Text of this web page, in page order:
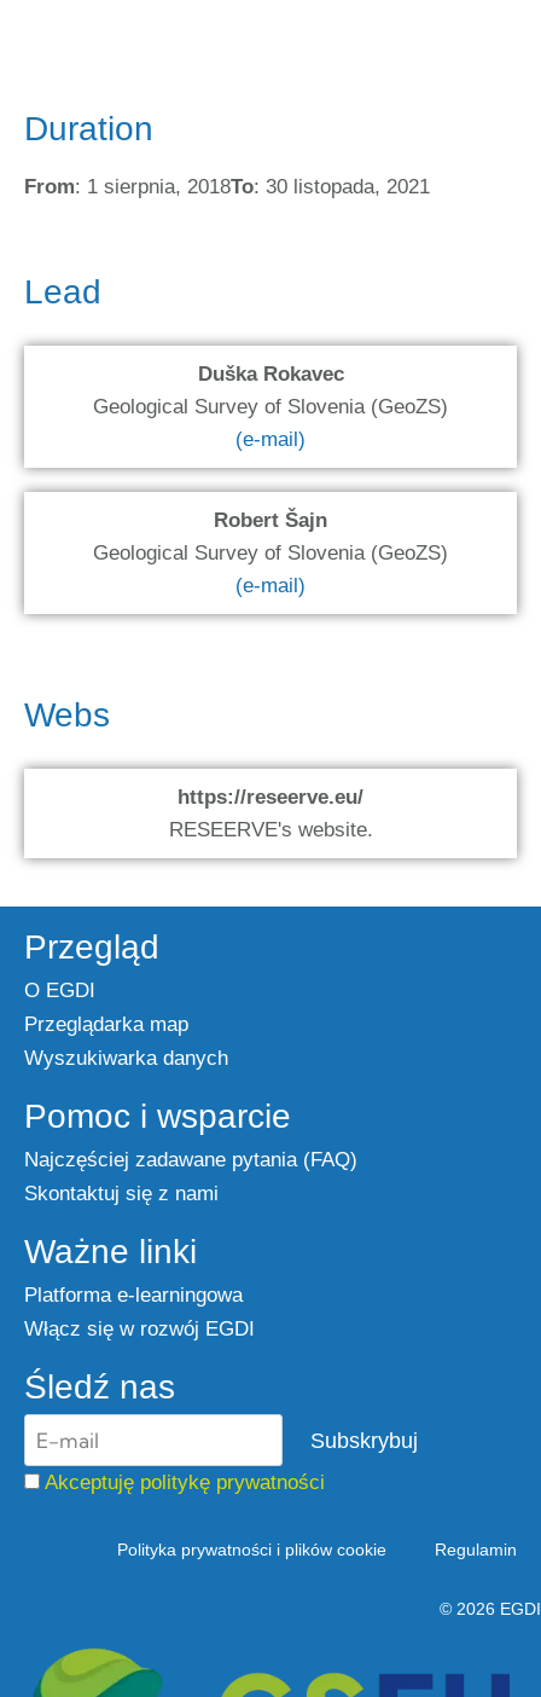
Duration
From: 1 sierpnia, 2018To: 30 listopada, 2021
Lead
Duška Rokavec
Geological Survey of Slovenia (GeoZS)
(e-mail)
Robert Šajn
Geological Survey of Slovenia (GeoZS)
(e-mail)
Webs
https://reseerve.eu/
RESEERVE's website.
Przegląd
O EGDI
Przeglądarka map
Wyszukiwarka danych
Pomoc i wsparcie
Najczęściej zadawane pytania (FAQ)
Skontaktuj się z nami
Ważne linki
Platforma e-learningowa
Włącz się w rozwój EGDI
Śledź nas
Akceptuję politykę prywatności
Polityka prywatności i plików cookie Regulamin
© 2026 EGDI